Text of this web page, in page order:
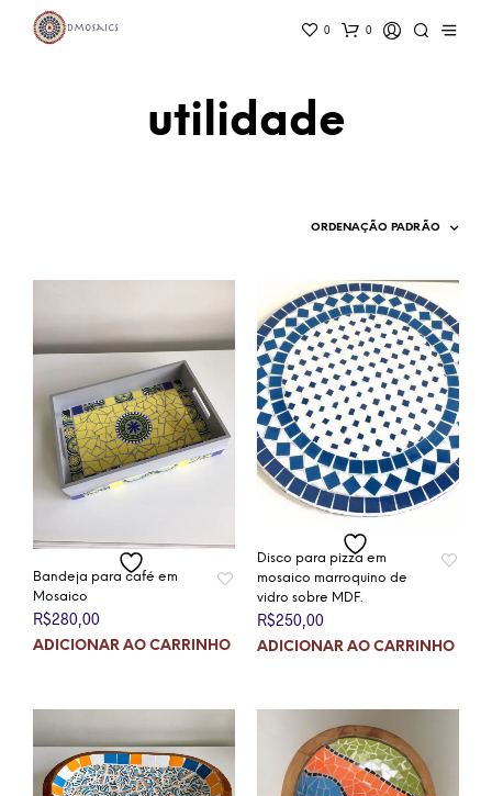
0 0
utilidade
Bandeja para café em
Mosaico
R$280,00
ADICIONAR AO CARRINHO
Disco para pizza em
mosaico marroquino de
vidro sobre MDF.
R$250,00
ADICIONAR AO CARRINHO